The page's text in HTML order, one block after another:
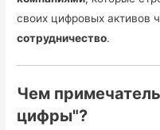
своих цифровых активов
сотрудничество.
Чем
цифры"?